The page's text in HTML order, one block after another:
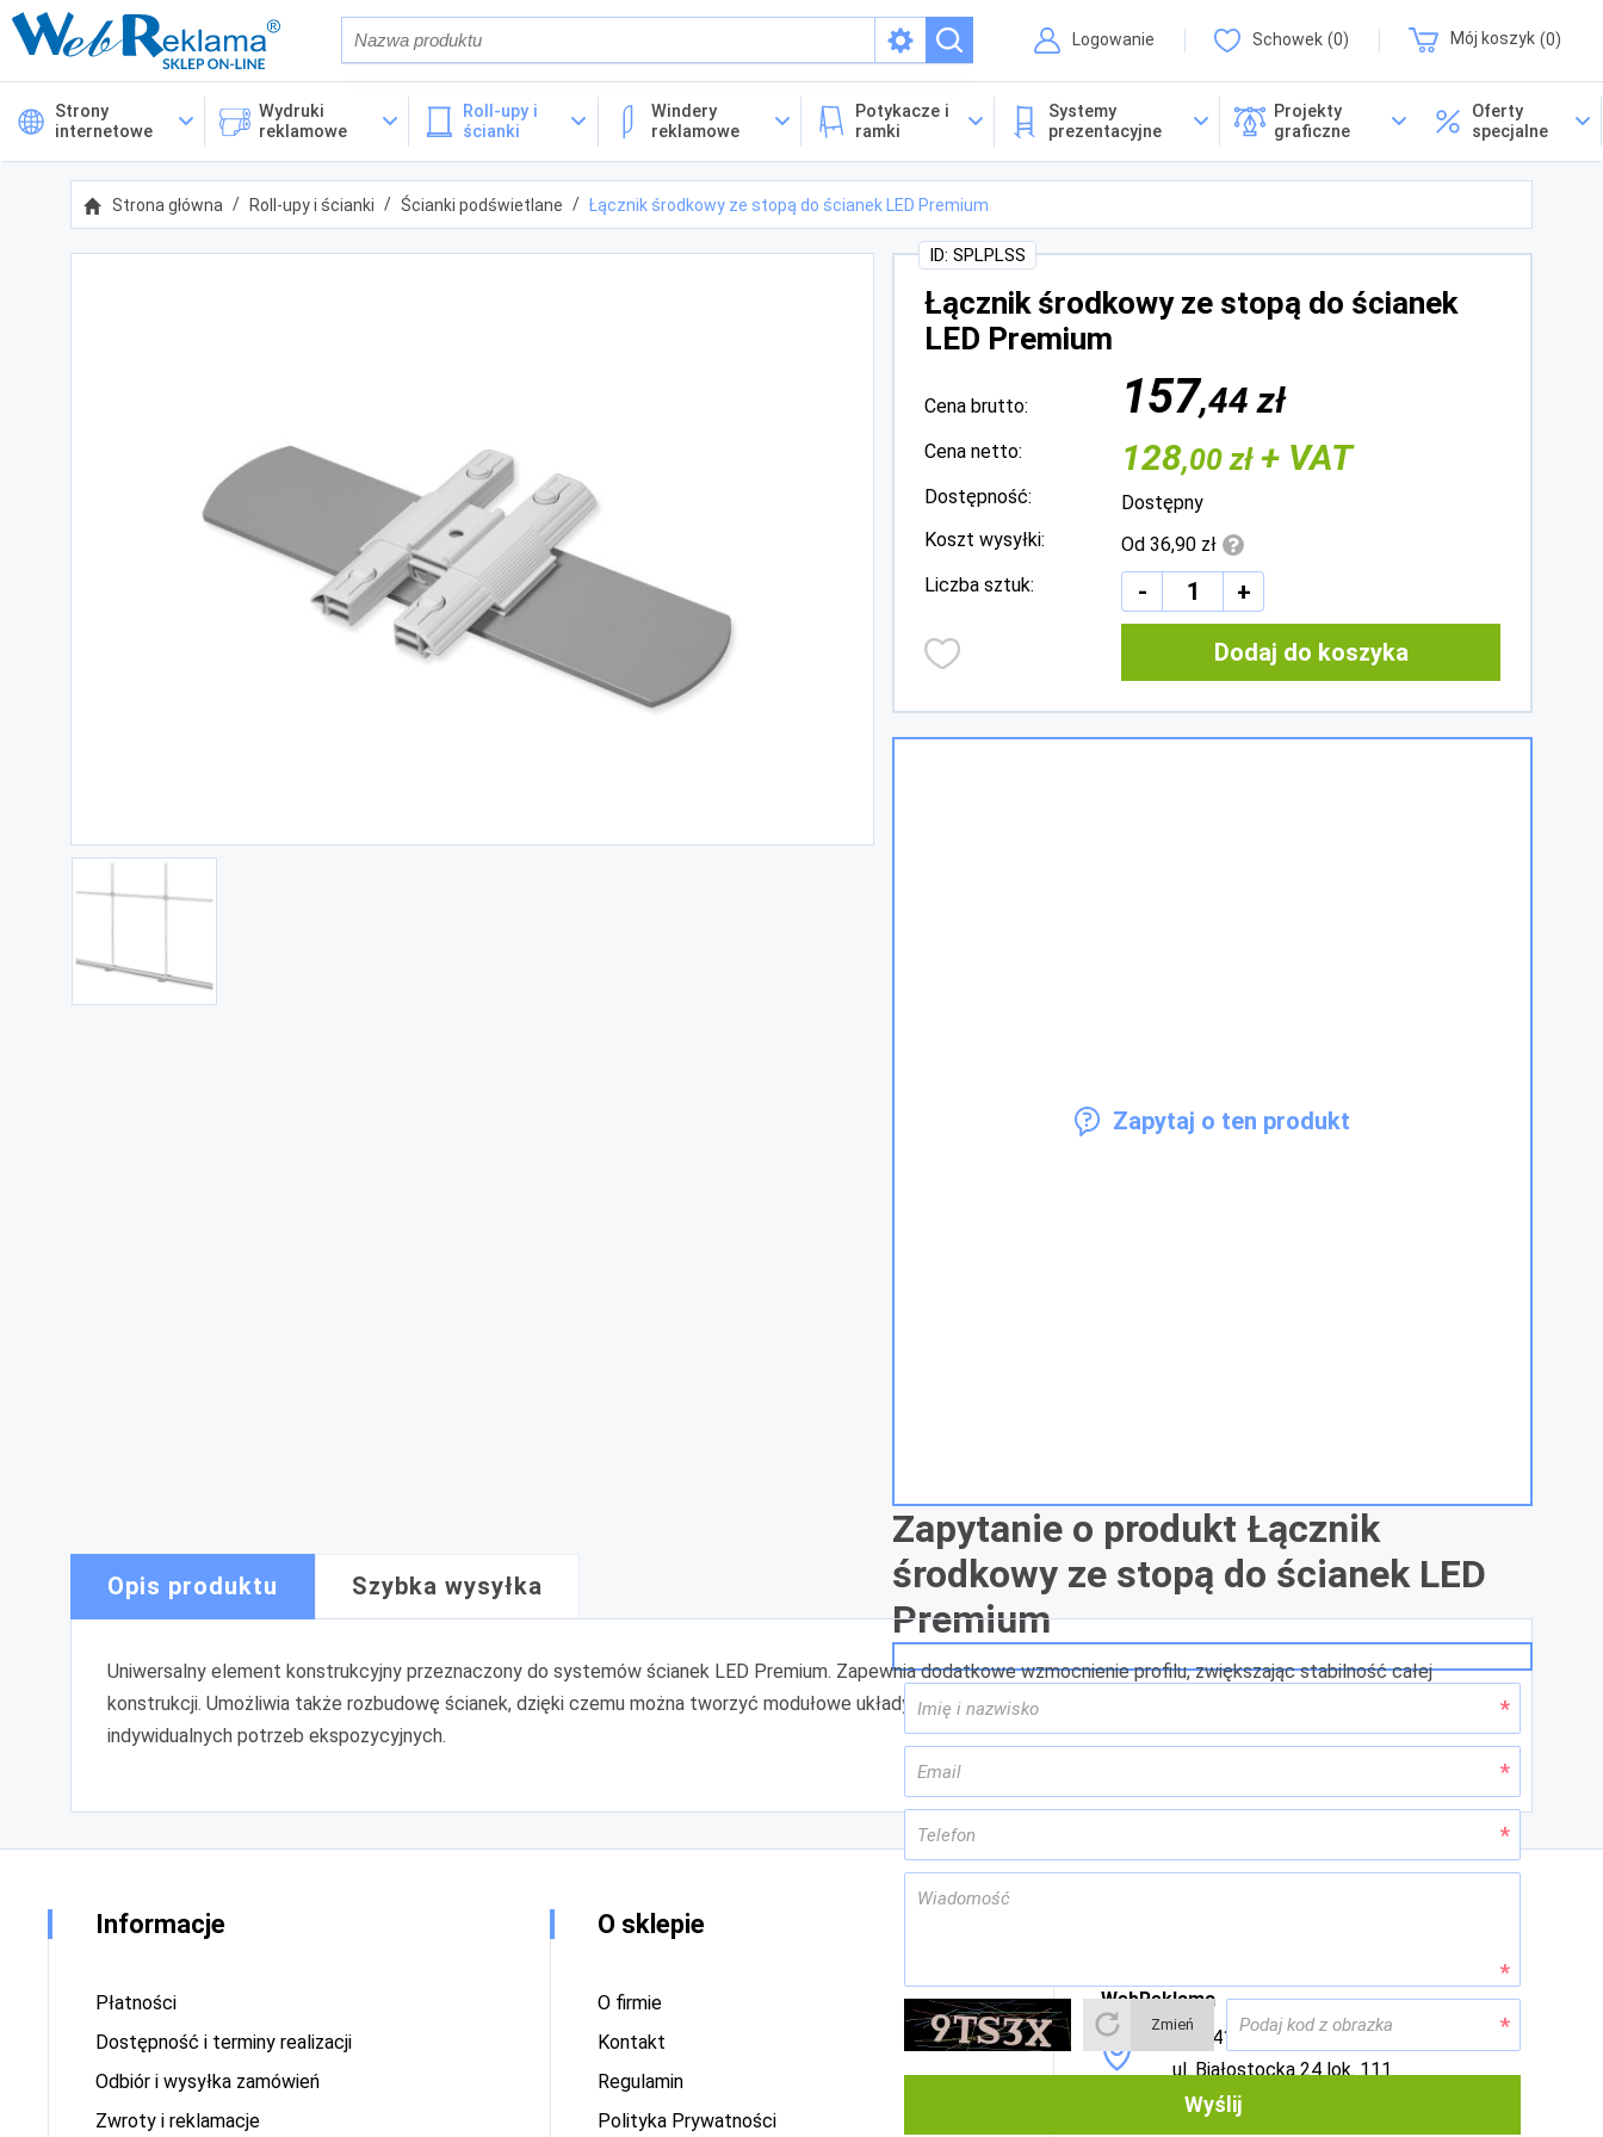
Również w opisach
Cena
Kategorie
Logowanie Schowek 0 Mój koszyk 0
Strony
internetowe
Wydruki
reklamowe
Roll-upy i
ścianki
Windery
reklamowe
Potykacze i
ramki
Systemy
prezentacyjne
Projekty
graficzne
Oferty
specjalne
Strona główna Roll-upy i ścianki Ścianki podświetlane Łącznik środkowy ze stopą do ścianek LED Premium
Łącznik środkowy ze stopą do ścianek
LED Premium
ID: SPLPLSS
Cena brutto: 157,44 zł
Cena netto: 128,00 zł+ VAT
Dostępność:
Dostępny
Koszt wysyłki:
Od 36,90 zł
Liczba sztuk:
- +
Dodaj do koszyka
Zapytaj o ten produkt
Zapytanie o produkt Łącznik
środkowy ze stopą do ścianek LED
Premium
Zmień
Wyślij
Opis produktu Szybka wysyłka
Uniwersalny element konstrukcyjny przeznaczony do systemów ścianek LED Premium. Zapewnia dodatkowe wzmocnienie profilu, zwiększając stabilność całej
konstrukcji. Umożliwia także rozbudowę ścianek, dzięki czemu można tworzyć modułowe układy o dowolnych szerokościach i konfiguracjach, dopasowane do
indywidualnych potrzeb ekspozycyjnych.
Informacje
Płatności
Dostępność i terminy realizacji
Odbiór i wysyłka zamówień
Zwroty i reklamacje
O sklepie
O firmie
Kontakt
Regulamin
Polityka Prywatności
WebReklama
03-741 Warszawa
ul. Białostocka 24 lok. 111
tel 1. (22) 618 50 26